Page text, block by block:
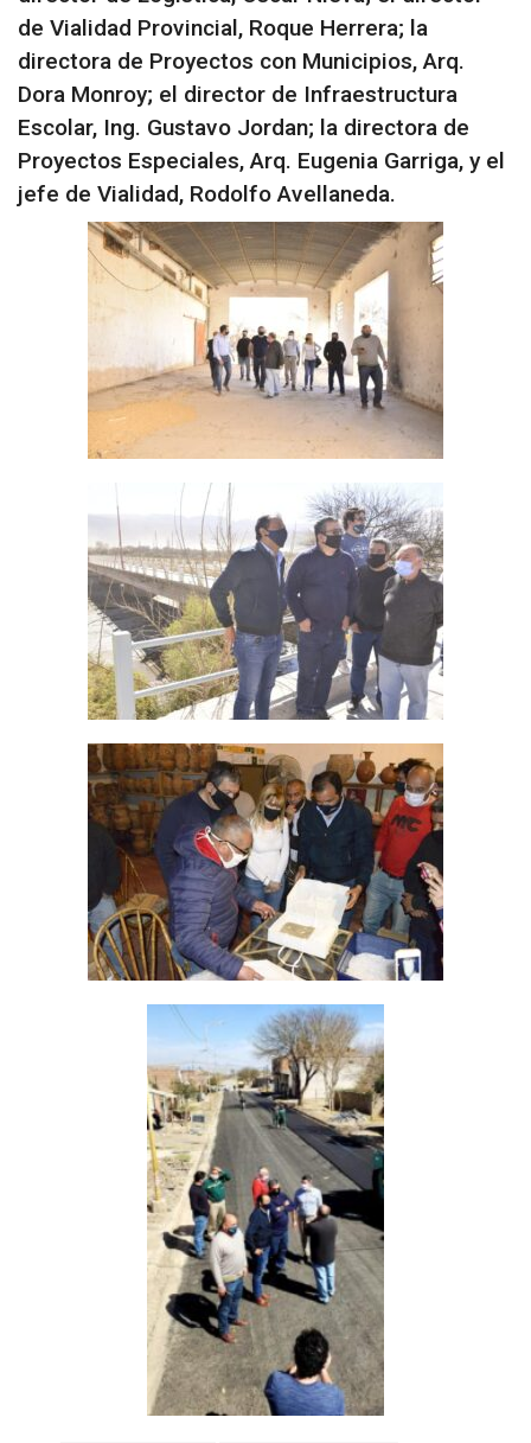
de Vialidad Provincial, Roque Herrera; la
directora de Proyectos con Municipios, Arq.
Dora Monroy; el director de Infraestructura
Escolar, Ing. Gustavo Jordan; la directora de
Proyectos Especiales, Arq. Eugenia Garriga, y el
jefe de Vialidad, Rodolfo Avellaneda.